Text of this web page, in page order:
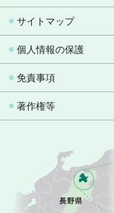
サイトマップ
個人情報の保護
免責事項
著作権等